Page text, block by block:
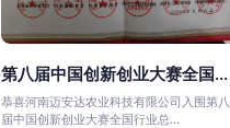
第八届中国创新创业大赛全国...
恭喜河南迈安达农业科技有限公司入围第八
届中国创新创业大赛全国行业总...